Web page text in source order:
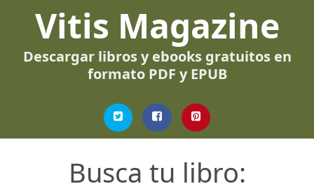
Vitis Magazine
Descargar libros y ebooks gratuitos en
formato PDF y EPUB
Busca tu libro: